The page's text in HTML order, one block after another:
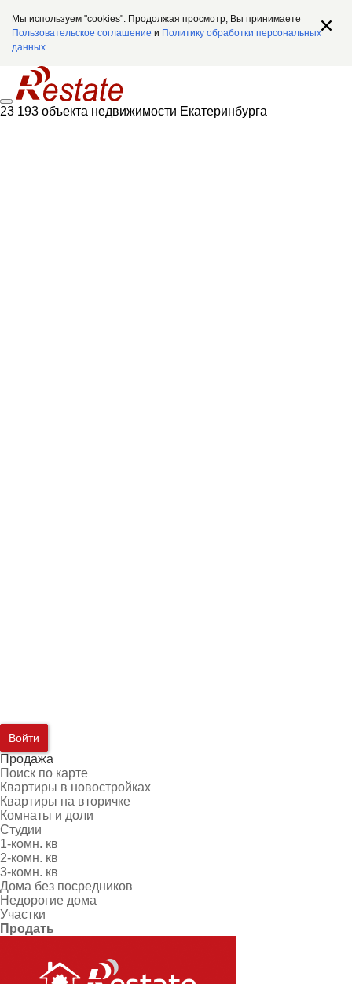
Мы используем "cookies". Продолжая просмотр, Вы принимаете
Пользовательское соглашение и Политику обработки персональных
данных.
23 193 объекта недвижимости Екатеринбурга
Войти
Продажа
Поиск по карте
Квартиры в новостройках
Квартиры на вторичке
Комнаты и доли
Студии
1-комн. кв
2-комн. кв
3-комн. кв
Дома без посредников
Недорогие дома
Участки
Продать